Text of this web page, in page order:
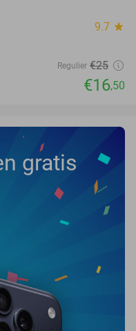
9.7 star
Regulier €25
€16,50
gratis